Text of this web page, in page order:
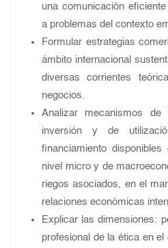
una comunicación
a problemas del contexto
Formular estrategias
ámbito internacional
diversas corrientes
negocios.
Analizar mecanismos
inversión y de
financiamiento
nivel micro y de
riegos asociados, en el
relaciones económicas
Explicar las dimensiones:
profesional de la ética en